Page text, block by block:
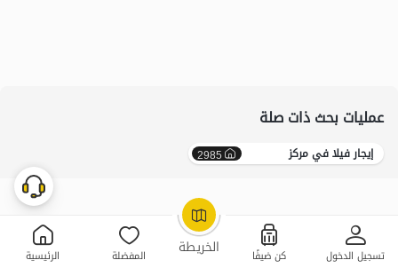
الخريطة تسجيل الدخول كن ضيفًا المفضلة الرئيسية
OpenStreetMap
عمليات بحث ذات صلة
إيجار فيلا في مرکز 2985